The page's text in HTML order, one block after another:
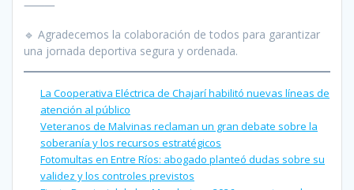
⸻
🔹 Agradecemos la colaboración de todos para garantizar
una jornada deportiva segura y ordenada.
La Cooperativa Eléctrica de Chajarí habilitó nuevas líneas de
atención al público
Veteranos de Malvinas reclaman un gran debate sobre la
soberanía y los recursos estratégicos
Fotomultas en Entre Ríos: abogado planteó dudas sobre su
validez y los controles previstos